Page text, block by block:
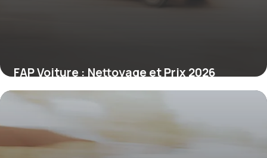
FAP Voiture : Nettoyage et Prix 2026
23 juin 2026